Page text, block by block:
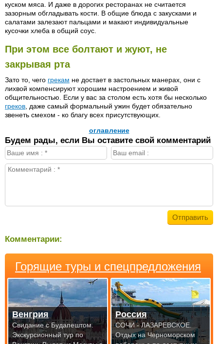
куском мяса. И даже в дорогих ресторанах не считается
зазорным обгладывать кости. В общие блюда с закусками и
салатами залезают пальцами и макают индивидуальные
кусочки хлеба в общий соус.
При этом все болтают и жуют, не
закрывая рта
Зато то, чего грекам не достает в застольных манерах, они с
лихвой компенсируют хорошим настроением и живой
общительностью. Если у вас за столом есть хотя бы несколько
греков , даже самый формальный ужин будет обязательно
звенеть смехом - ко благу всех присутствующих.
оглавление
Будем рады, если Вы оставите свой комментарий
Комментарии:
Горящие туры и спецпредложения
Венгрия
Свидание с Будапештом.
Экскурсионный тур по
Россия
СОЧИ - ЛАЗАРЕВСКОЕ.
Отдых на Черноморском